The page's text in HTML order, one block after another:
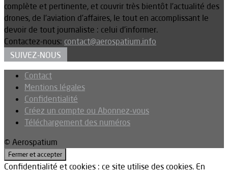
complète et pertinente, et couvrir très bientôt l’actualité des
drones, de l’aviation d’affaires, le tout en accomplissant le
devoir de tout journaliste : celui d’informer.
Contactez-nous: contact@aerospatium.info
SUIVEZ-NOUS
Contact
Mentions légales
Confidentialité
Créez un compte ou Abonnez-vous
Téléchargement des numéros
© Aerospatium
Confidentialité et cookies : ce site utilise des cookies. En